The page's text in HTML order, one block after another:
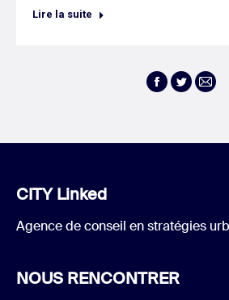
Lire la suite
Facebook
Twitter
E-
CITY Linked
Agence de conseil en stratégies
NOUS RENCONTRER